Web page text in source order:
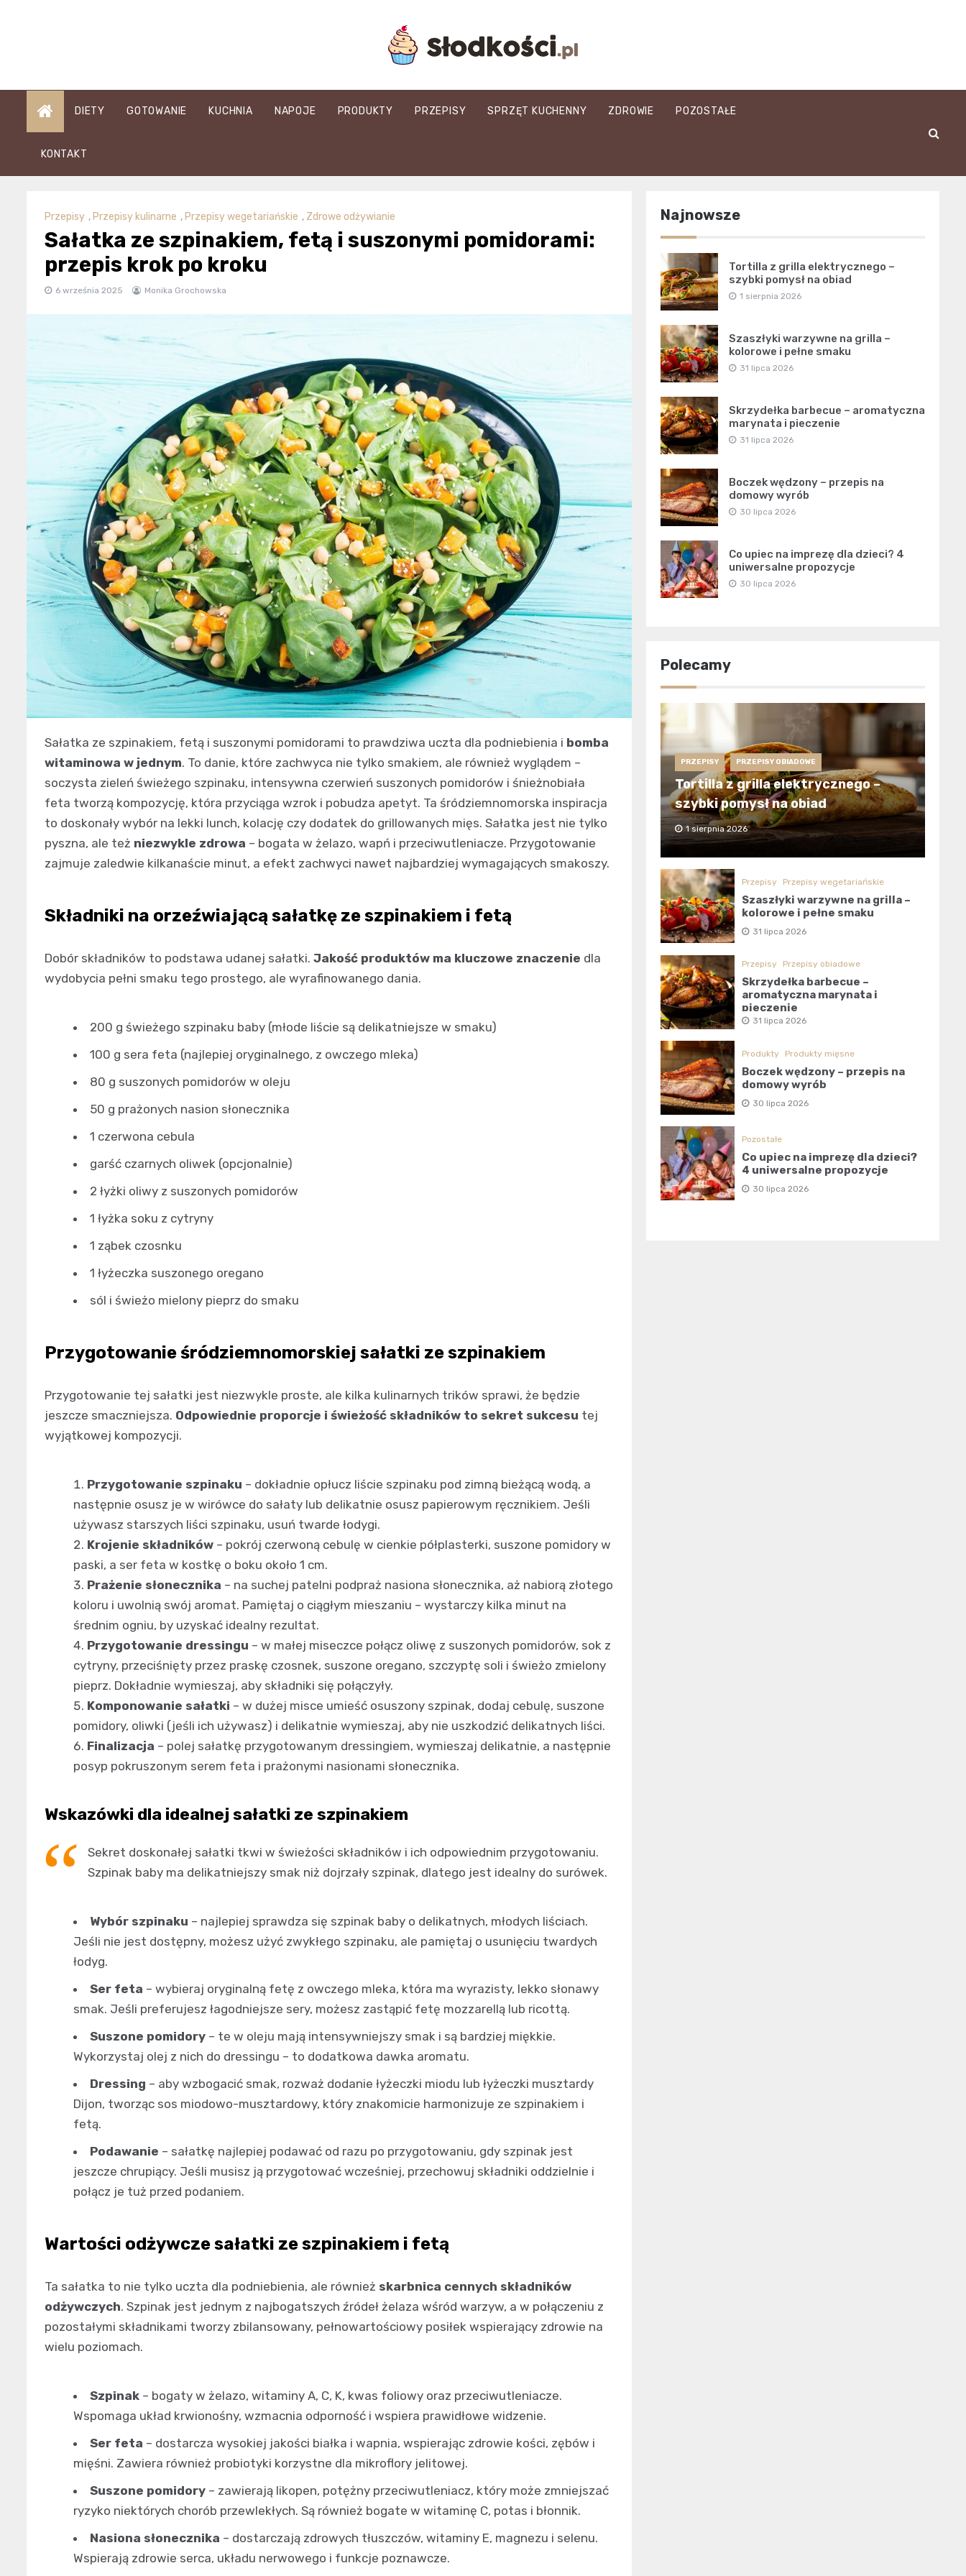
slodkosci.pl
DIETY GOTOWANIE KUCHNIA NAPOJE PRODUKTY PRZEPISY SPRZĘT KUCHENNY ZDROWIE POZOSTAŁE
KONTAKT
Przepisy , Przepisy kulinarne , Przepisy wegetariańskie , Zdrowe odżywianie
Sałatka ze szpinakiem, fetą i suszonymi pomidorami:
przepis krok po kroku
6 września 2025 Monika Grochowska
Sałatka ze szpinakiem, fetą i suszonymi pomidorami to prawdziwa uczta dla podniebienia i bomba
witaminowa w jednym. To danie, które zachwyca nie tylko smakiem, ale również wyglądem –
soczysta zieleń świeżego szpinaku, intensywna czerwień suszonych pomidorów i śnieżnobiała
feta tworzą kompozycję, która przyciąga wzrok i pobudza apetyt. Ta śródziemnomorska inspiracja
to doskonały wybór na lekki lunch, kolację czy dodatek do grillowanych mięs. Sałatka jest nie tylko
pyszna, ale też niezwykle zdrowa – bogata w żelazo, wapń i przeciwutleniacze. Przygotowanie
zajmuje zaledwie kilkanaście minut, a efekt zachwyci nawet najbardziej wymagających smakoszy.
Składniki na orzeźwiającą sałatkę ze szpinakiem i fetą
Dobór składników to podstawa udanej sałatki. Jakość produktów ma kluczowe znaczenie dla
wydobycia pełni smaku tego prostego, ale wyrafinowanego dania.
200 g świeżego szpinaku baby (młode liście są delikatniejsze w smaku)
100 g sera feta (najlepiej oryginalnego, z owczego mleka)
80 g suszonych pomidorów w oleju
50 g prażonych nasion słonecznika
1 czerwona cebula
garść czarnych oliwek (opcjonalnie)
2 łyżki oliwy z suszonych pomidorów
1 łyżka soku z cytryny
1 ząbek czosnku
1 łyżeczka suszonego oregano
sól i świeżo mielony pieprz do smaku
Przygotowanie śródziemnomorskiej sałatki ze szpinakiem
Przygotowanie tej sałatki jest niezwykle proste, ale kilka kulinarnych trików sprawi, że będzie
jeszcze smaczniejsza. Odpowiednie proporcje i świeżość składników to sekret sukcesu tej
wyjątkowej kompozycji.
Przygotowanie szpinaku – dokładnie opłucz liście szpinaku pod zimną bieżącą wodą, a
następnie osusz je w wirówce do sałaty lub delikatnie osusz papierowym ręcznikiem. Jeśli
używasz starszych liści szpinaku, usuń twarde łodygi.
Krojenie składników – pokrój czerwoną cebulę w cienkie półplasterki, suszone pomidory w
paski, a ser feta w kostkę o boku około 1 cm.
Prażenie słonecznika – na suchej patelni podpraż nasiona słonecznika, aż nabiorą złotego
koloru i uwolnią swój aromat. Pamiętaj o ciągłym mieszaniu – wystarczy kilka minut na
średnim ogniu, by uzyskać idealny rezultat.
Przygotowanie dressingu – w małej miseczce połącz oliwę z suszonych pomidorów, sok z
cytryny, przeciśnięty przez praskę czosnek, suszone oregano, szczyptę soli i świeżo zmielony
pieprz. Dokładnie wymieszaj, aby składniki się połączyły.
Komponowanie sałatki – w dużej misce umieść osuszony szpinak, dodaj cebulę, suszone
pomidory, oliwki (jeśli ich używasz) i delikatnie wymieszaj, aby nie uszkodzić delikatnych liści.
Finalizacja – polej sałatkę przygotowanym dressingiem, wymieszaj delikatnie, a następnie
posyp pokruszonym serem feta i prażonymi nasionami słonecznika.
Wskazówki dla idealnej sałatki ze szpinakiem
Sekret doskonałej sałatki tkwi w świeżości składników i ich odpowiednim przygotowaniu.
Szpinak baby ma delikatniejszy smak niż dojrzały szpinak, dlatego jest idealny do surówek.
Wybór szpinaku – najlepiej sprawdza się szpinak baby o delikatnych, młodych liściach.
Jeśli nie jest dostępny, możesz użyć zwykłego szpinaku, ale pamiętaj o usunięciu twardych
łodyg.
Ser feta – wybieraj oryginalną fetę z owczego mleka, która ma wyrazisty, lekko słonawy
smak. Jeśli preferujesz łagodniejsze sery, możesz zastąpić fetę mozzarellą lub ricottą.
Suszone pomidory – te w oleju mają intensywniejszy smak i są bardziej miękkie.
Wykorzystaj olej z nich do dressingu – to dodatkowa dawka aromatu.
Dressing – aby wzbogacić smak, rozważ dodanie łyżeczki miodu lub łyżeczki musztardy
Dijon, tworząc sos miodowo-musztardowy, który znakomicie harmonizuje ze szpinakiem i
fetą.
Podawanie – sałatkę najlepiej podawać od razu po przygotowaniu, gdy szpinak jest
jeszcze chrupiący. Jeśli musisz ją przygotować wcześniej, przechowuj składniki oddzielnie i
połącz je tuż przed podaniem.
Wartości odżywcze sałatki ze szpinakiem i fetą
Ta sałatka to nie tylko uczta dla podniebienia, ale również skarbnica cennych składników
odżywczych. Szpinak jest jednym z najbogatszych źródeł żelaza wśród warzyw, a w połączeniu z
pozostałymi składnikami tworzy zbilansowany, pełnowartościowy posiłek wspierający zdrowie na
wielu poziomach.
Szpinak – bogaty w żelazo, witaminy A, C, K, kwas foliowy oraz przeciwutleniacze.
Wspomaga układ krwionośny, wzmacnia odporność i wspiera prawidłowe widzenie.
Ser feta – dostarcza wysokiej jakości białka i wapnia, wspierając zdrowie kości, zębów i
mięśni. Zawiera również probiotyki korzystne dla mikroflory jelitowej.
Suszone pomidory – zawierają likopen, potężny przeciwutleniacz, który może zmniejszać
ryzyko niektórych chorób przewlekłych. Są również bogate w witaminę C, potas i błonnik.
Nasiona słonecznika – dostarczają zdrowych tłuszczów, witaminy E, magnezu i selenu.
Wspierają zdrowie serca, układu nerwowego i funkcje poznawcze.
Najnowsze
Tortilla z grilla elektrycznego –
szybki pomysł na obiad
1 sierpnia 2026
Szaszłyki warzywne na grilla –
kolorowe i pełne smaku
31 lipca 2026
Skrzydełka barbecue – aromatyczna
marynata i pieczenie
31 lipca 2026
Boczek wędzony – przepis na
domowy wyrób
30 lipca 2026
Co upiec na imprezę dla dzieci? 4
uniwersalne propozycje
30 lipca 2026
Polecamy
PRZEPISY PRZEPISY OBIADOWE
Tortilla z grilla elektrycznego –
szybki pomysł na obiad
1 sierpnia 2026
Przepisy Przepisy wegetariańskie
Szaszłyki warzywne na grilla –
kolorowe i pełne smaku
31 lipca 2026
Przepisy Przepisy obiadowe
Skrzydełka barbecue –
aromatyczna marynata i
pieczenie
31 lipca 2026
Produkty Produkty mięsne
Boczek wędzony – przepis na
domowy wyrób
30 lipca 2026
Pozostałe
Co upiec na imprezę dla dzieci?
4 uniwersalne propozycje
30 lipca 2026